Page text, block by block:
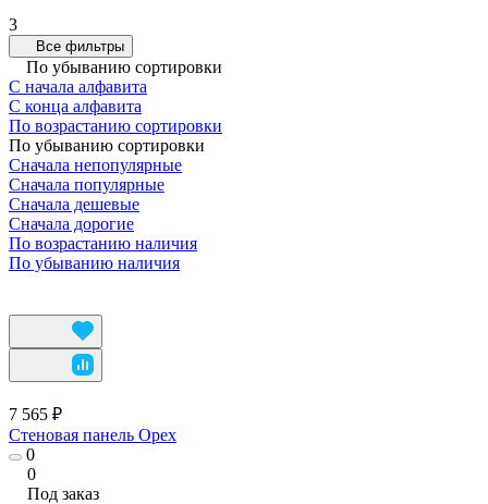
3
Все фильтры
По убыванию сортировки
С начала алфавита
С конца алфавита
По возрастанию сортировки
По убыванию сортировки
Сначала непопулярные
Сначала популярные
Сначала дешевые
Сначала дорогие
По возрастанию наличия
По убыванию наличия
7 565 ₽
Стеновая панель Орех
0
0
Под заказ